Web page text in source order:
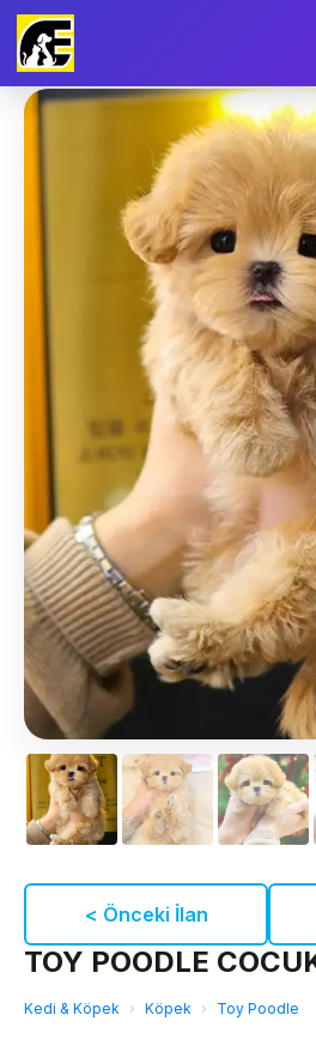
< Önceki İlan
TOY POODLE
Kedi & Köpek › Köpek › Toy Poodle